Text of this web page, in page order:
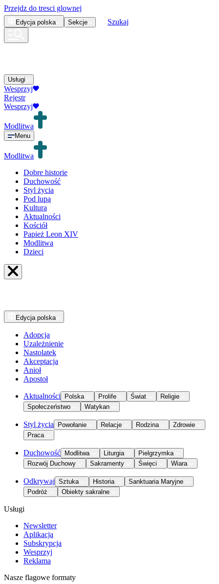
Przejdz do tresci glownej
Edycja polska Sekcje Szukaj
Usługi
Wesprzyj
Rejestr
Wesprzyj
Modlitwa
Menu
Modlitwa
Dobre historie
Duchowość
Styl życia
Pod lupą
Kultura
Aktualności
Kościół
Papież Leon XIV
Modlitwa
Dzieci
Edycja polska
Adopcja
Uzależnienie
Nastolatek
Akceptacja
Anioł
Apostoł
Aktualności Polska Prolife Świat
Religie
Społeczeństwo
Watykan
Styl życia Powołanie Relacje Rodzina
Zdrowie
Praca
Duchowość Modlitwa Liturgia
Pielgrzymka
Rozwój Duchowy
Sakramenty Święci Wiara
Odkrywaj Sztuka Historia
Sanktuaria Maryjne
Podróż
Obiekty sakralne
Usługi
Newsletter
Aplikacja
Subskrypcja
Wesprzyj
Reklama
Nasze flagowe formaty